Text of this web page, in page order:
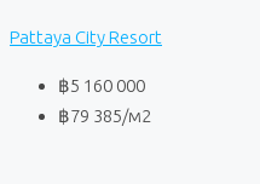
Pattaya City Resort
฿5 160 000
฿79 385/м2